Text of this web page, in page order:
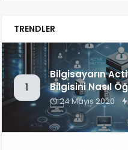
TRENDLER
1
Bilgisayarın
Bilgisini Nasıl
24 Mayıs 2020